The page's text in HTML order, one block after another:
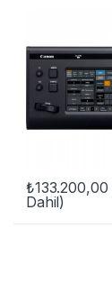
₺133.200,00
Dahil)